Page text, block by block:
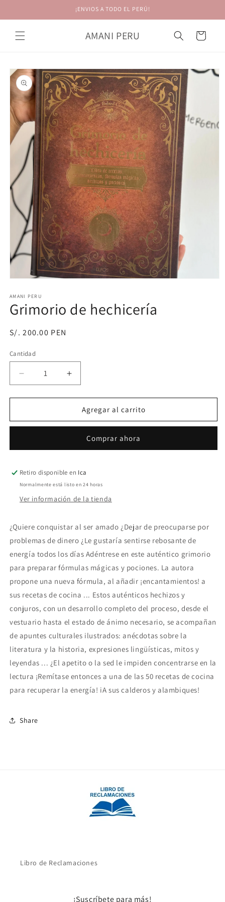
al contenido
¡ENVIOS A TODO EL PERÚ!
AMANI PERU Carrito
directamente
a la
información
del producto
multimedia
1
en
modal
AMANI PERU
Grimorio de hechicería
Precio
S/. 200.00 PEN
Cantidad
Reducir
cantidad
para
de
Aumentar
cantidad
para
Grimorio
de
Agregar al carrito
Comprar ahora
Retiro disponible en Ica
Normalmente está listo en 24 horas
Ver información de la tienda
¿Quiere conquistar al ser amado ¿Dejar de preocuparse por
problemas de dinero ¿Le gustaría sentirse rebosante de
energía todos los días Adéntrese en este auténtico grimorio
para preparar fórmulas mágicas y pociones. La autora
propone una nueva fórmula, al añadir ¡encantamientos! a
sus recetas de cocina ... Estos auténticos hechizos y
conjuros, con un desarrollo completo del proceso, desde el
vestuario hasta el estado de ánimo necesario, se acompañan
de apuntes culturales ilustrados: anécdotas sobre la
literatura y la historia, expresiones lingüísticas, mitos y
leyendas ... ¿El apetito o la sed le impiden concentrarse en la
lectura ¡Remítase entonces a una de las 50 recetas de cocina
para recuperar la energía! iA sus calderos y alambiques!
Share
Libro de Reclamaciones
¡Suscríbete para más!